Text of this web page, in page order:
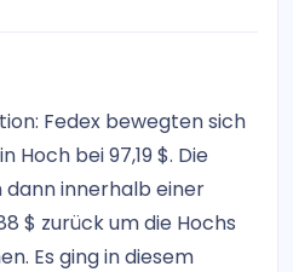
Fedex bewegten sich
Hoch bei 97,19 $. Die
innerhalb einer
$ zurück um die Hochs
Es ging in diesem